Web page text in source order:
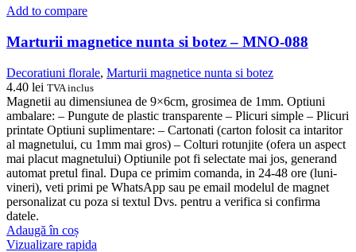
Add to compare
Marturii magnetice nunta si botez – MNO-088
Decoratiuni florale, Marturii magnetice nunta si botez
4.40 lei TVA inclus
Magnetii au dimensiunea de 9×6cm, grosimea de 1mm. Optiuni
ambalare: – Pungute de plastic transparente – Plicuri simple – Plicuri
printate Optiuni suplimentare: – Cartonati (carton folosit ca intaritor
al magnetului, cu 1mm mai gros) – Colturi rotunjite (ofera un aspect
mai placut magnetului) Optiunile pot fi selectate mai jos, generand
automat pretul final. Dupa ce primim comanda, in 24-48 ore (luni-
vineri), veti primi pe WhatsApp sau pe email modelul de magnet
personalizat cu poza si textul Dvs. pentru a verifica si confirma
datele.
Adaugă în coș
Vizualizare rapida